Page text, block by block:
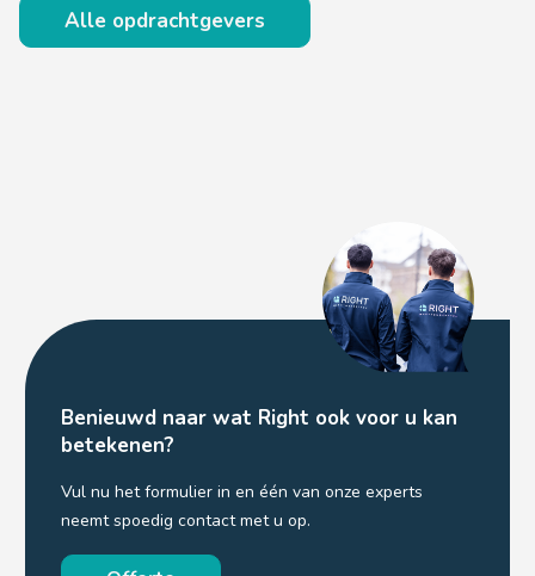
Alle opdrachtgevers
Benieuwd naar wat Right ook voor u kan
betekenen?
Vul nu het formulier in en één van onze experts
neemt spoedig contact met u op.